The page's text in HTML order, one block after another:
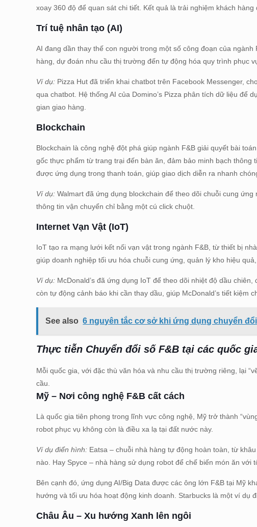
xoay 360 độ để quan sát chi tiết. Kết quả là trải nghiệm khách
Trí tuệ nhân tạo (AI)
AI đang dần thay thế con người trong một số công đoạn của
hàng, dự đoán nhu cầu thị trường đến tự động hóa quy trình phục
Ví dụ: Pizza Hut đã triển khai chatbot trên Facebook Messenger,
qua chatbot. Hệ thống AI của Domino’s Pizza phân tích dữ liệu
gian giao hàng.
Blockchain
Blockchain là công nghệ đột phá giúp ngành F&B giải quyết bài
gốc thực phẩm từ trang trại đến bàn ăn, đảm bảo minh bạch
được ứng dụng trong thanh toán, giúp giao dịch diễn ra nhanh
Ví dụ: Walmart đã ứng dụng blockchain để theo dõi chuỗi cung
thông tin vận chuyển chỉ bằng một cú click chuột.
Internet Vạn Vật (IoT)
IoT tạo ra mạng lưới kết nối vạn vật trong ngành F&B, từ thiết bị
giúp doanh nghiệp tối ưu hóa chuỗi cung ứng, quản lý kho hiệu
Ví dụ: McDonald’s đã ứng dụng IoT để theo dõi nhiệt độ dầu
còn tự động cảnh báo khi cần thay dầu, giúp McDonald’s tiết kiệm
See also 6 nguyên tắc cơ sở khi ứng dụng chuyển
Thực tiễn Chuyển đổi số F&B tại các quốc
Mỗi quốc gia, với đặc thù văn hóa và nhu cầu thị trường riêng, lại
cầu.
Mỹ – Nơi công nghệ F&B cất cách
Là quốc gia tiên phong trong lĩnh vực công nghệ, Mỹ trở thành
robot phục vụ không còn là điều xa lạ tại đất nước này.
Ví dụ điển hình: Eatsa – chuỗi nhà hàng tự động hoàn toàn, từ
nào. Hay Spyce – nhà hàng sử dụng robot để chế biến món ăn với
Bên cạnh đó, ứng dụng AI/Big Data được các ông lớn F&B tại Mỹ
hướng và tối ưu hóa hoạt động kinh doanh. Starbucks là một ví dụ
Châu Âu – Xu hướng Xanh lên ngôi